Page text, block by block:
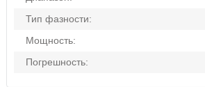
Тип фазности:
Мощность:
Погрешность: